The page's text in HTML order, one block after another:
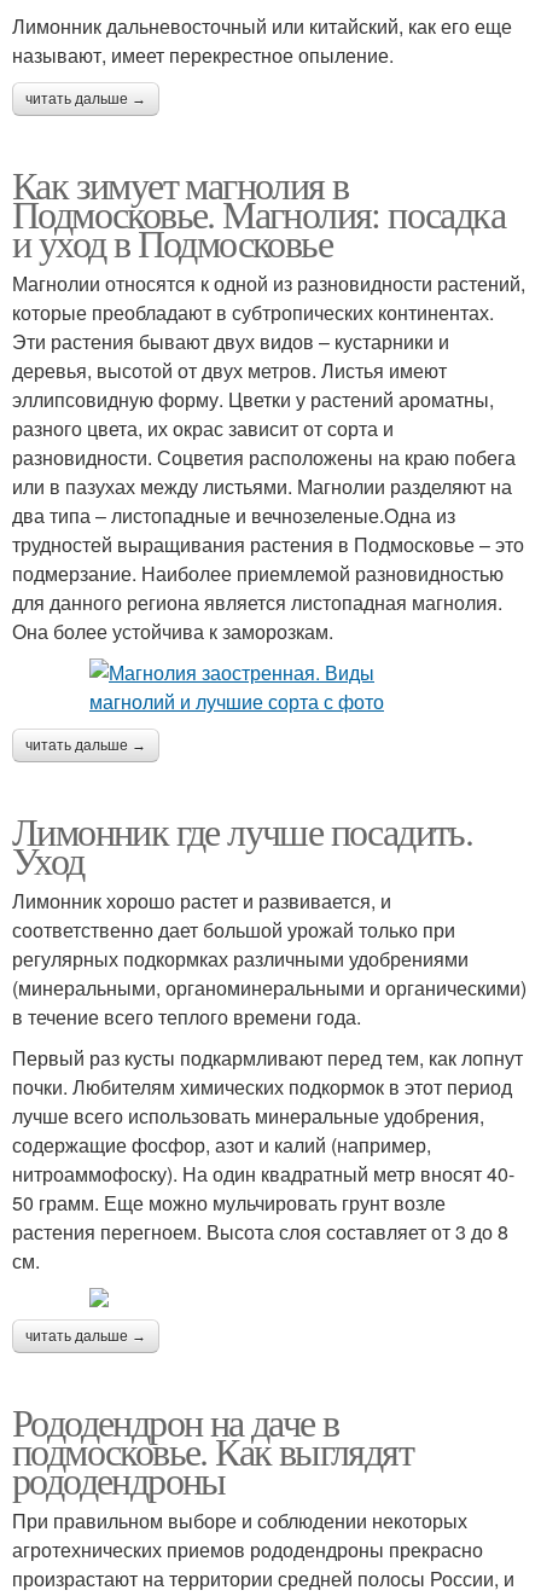
Лимонник дальневосточный или китайский, как его еще
называют, имеет перекрестное опыление.
читать дальше →
Как зимует магнолия в
Подмосковье. Магнолия: посадка
и уход в Подмосковье
Магнолии относятся к одной из разновидности растений,
которые преобладают в субтропических континентах.
Эти растения бывают двух видов – кустарники и
деревья, высотой от двух метров. Листья имеют
эллипсовидную форму. Цветки у растений ароматны,
разного цвета, их окрас зависит от сорта и
разновидности. Соцветия расположены на краю побега
или в пазухах между листьями. Магнолии разделяют на
два типа – листопадные и вечнозеленые.Одна из
трудностей выращивания растения в Подмосковье – это
подмерзание. Наиболее приемлемой разновидностью
для данного региона является листопадная магнолия.
Она более устойчива к заморозкам.
читать дальше →
Лимонник где лучше посадить.
Уход
Лимонник хорошо растет и развивается, и
соответственно дает большой урожай только при
регулярных подкормках различными удобрениями
(минеральными, органоминеральными и органическими)
в течение всего теплого времени года.
Первый раз кусты подкармливают перед тем, как лопнут
почки. Любителям химических подкормок в этот период
лучше всего использовать минеральные удобрения,
содержащие фосфор, азот и калий (например,
нитроаммофоску). На один квадратный метр вносят 40-
50 грамм. Еще можно мульчировать грунт возле
растения перегноем. Высота слоя составляет от 3 до 8
см.
читать дальше →
Рододендрон на даче в
подмосковье. Как выглядят
рододендроны
При правильном выборе и соблюдении некоторых
агротехнических приемов рододендроны прекрасно
произрастают на территории средней полосы России, и